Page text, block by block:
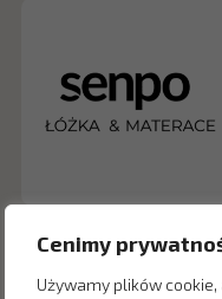
Cenimy
Używamy plików